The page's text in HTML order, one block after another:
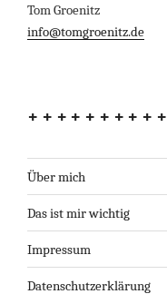
Tom Groenitz
info@tomgroenitz.de
++++++++++
Über mich
Das ist mir wichtig
Impressum
Datenschutzerklärung